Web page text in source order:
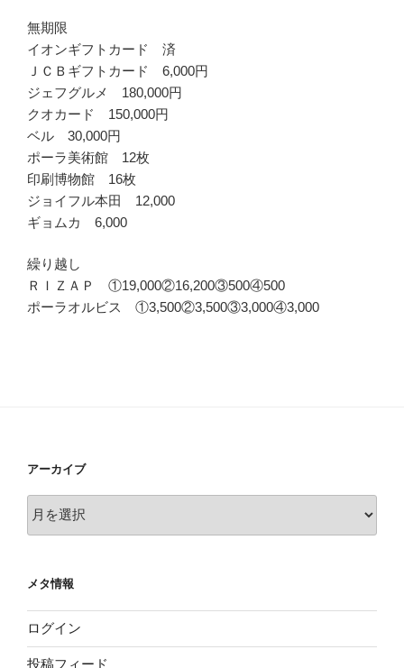
無期限
イオンギフトカード 済
ＪＣＢギフトカード 6,000円
ジェフグルメ 180,000円
クオカード 150,000円
ベル 30,000円
ポーラ美術館 12枚
印刷博物館 16枚
ジョイフル本田 12,000
ギョムカ 6,000
繰り越し
ＲＩＺＡＰ ①19,000②16,200③500④500
ポーラオルビス ①3,500②3,500③3,000④3,000
アーカイブ
ー
ブ
メタ情報
ログイン
投稿フィード